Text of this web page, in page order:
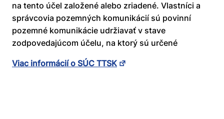
na tento účel založené alebo zriadené. Vlastníci a
správcovia pozemných komunikácií sú povinní
pozemné komunikácie udržiavať v stave
zodpovedajúcom účelu, na ktorý sú určené
Viac informácií o SÚC TTSK